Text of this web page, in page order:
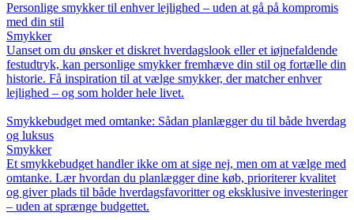
Personlige smykker til enhver lejlighed – uden at gå på kompromis
med din stil
Smykker
Uanset om du ønsker et diskret hverdagslook eller et iøjnefaldende
festudtryk, kan personlige smykker fremhæve din stil og fortælle din
historie. Få inspiration til at vælge smykker, der matcher enhver
lejlighed – og som holder hele livet.
Smykkebudget med omtanke: Sådan planlægger du til både hverdag
og luksus
Smykker
Et smykkebudget handler ikke om at sige nej, men om at vælge med
omtanke. Lær hvordan du planlægger dine køb, prioriterer kvalitet
og giver plads til både hverdagsfavoritter og eksklusive investeringer
– uden at sprænge budgettet.